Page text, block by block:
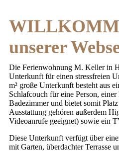
unserer
Die Ferienwohnung M. Keller in
Unterkunft für einen stressfreien
m² große Unterkunft besteht aus
Schlafcouch für eine Person,
Badezimmer und bietet somit
Ausstattung gehören außerdem
Videoanrufe geeignet) sowie ein
Diese Unterkunft verfügt über
mit Garten, überdachter Terrasse